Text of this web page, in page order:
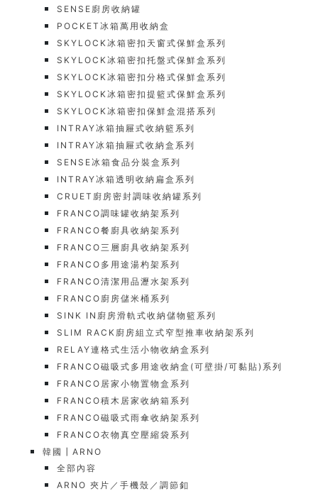
SENSE廚房收納罐
POCKET冰箱萬用收納盒
SKYLOCK冰箱密扣天窗式保鮮盒系列
SKYLOCK冰箱密扣托盤式保鮮盒系列
SKYLOCK冰箱密扣分格式保鮮盒系列
SKYLOCK冰箱密扣提籃式保鮮盒系列
SKYLOCK冰箱密扣保鮮盒混搭系列
INTRAY冰箱抽屜式收納籃系列
INTRAY冰箱抽屜式收納盒系列
SENSE冰箱食品分裝盒系列
INTRAY冰箱透明收納扁盒系列
CRUET廚房密封調味收納罐系列
FRANCO調味罐收納架系列
FRANCO餐廚具收納架系列
FRANCO三層廚具收納架系列
FRANCO多用途湯杓架系列
FRANCO清潔用品瀝水架系列
FRANCO廚房儲米桶系列
SINK IN廚房滑軌式收納儲物籃系列
SLIM RACK廚房組立式窄型推車收納架系列
RELAY連格式生活小物收納盒系列
FRANCO磁吸式多用途收納盒(可壁掛/可黏貼)系列
FRANCO居家小物置物盒系列
FRANCO積木居家收納箱系列
FRANCO磁吸式雨傘收納架系列
FRANCO衣物真空壓縮袋系列
韓國┃ARNO
全部內容
ARNO 夾片／手機殼／調節釦